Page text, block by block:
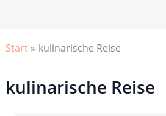
Start kulinarische Reise
kulinarische Reise